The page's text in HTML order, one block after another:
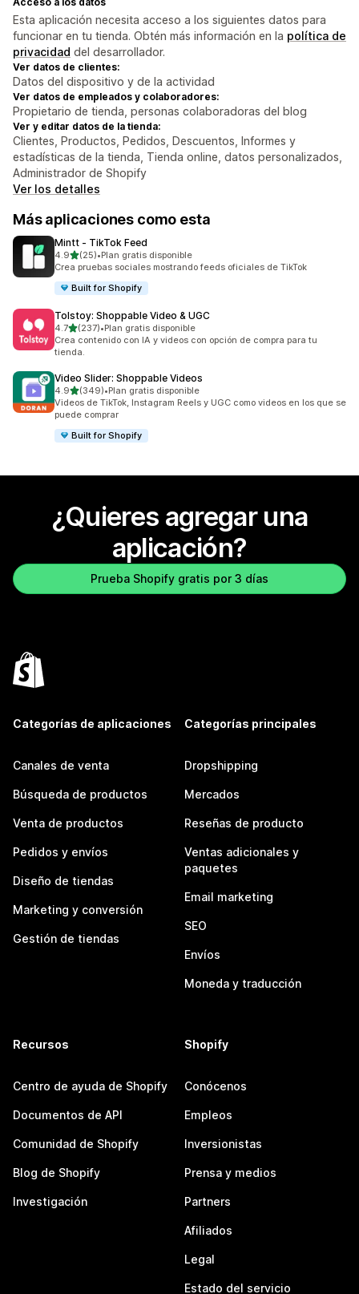
Esta aplicación necesita acceso a los siguientes datos para
funcionar en tu tienda. Obtén más información en la política de
privacidad del desarrollador.
Ver datos de clientes:
Datos del dispositivo y de la actividad
Ver datos de empleados y colaboradores:
Propietario de tienda, personas colaboradoras del blog
Ver y editar datos de la tienda:
Clientes, Productos, Pedidos, Descuentos, Informes y
estadísticas de la tienda, Tienda online, datos personalizados,
Administrador de Shopify
Ver los detalles
Más aplicaciones como esta
Mintt ‑ TikTok Feed
4.9de 5 estrellas
(25)
25 reseñas en total
•Plan gratis disponible
Crea pruebas sociales mostrando feeds oficiales de TikTok
Built for Shopify
Tolstoy: Shoppable Video & UGC
4.7de 5 estrellas
(237)
237 reseñas en total
•Plan gratis disponible
Crea contenido con IA y videos con opción de compra para tu
tienda.
Video Slider: Shoppable Videos
4.9de 5 estrellas
(349)
349 reseñas en total
•Plan gratis disponible
Videos de TikTok, Instagram Reels y UGC como videos en los que se
puede comprar
Built for Shopify
¿Quieres agregar una
aplicación?
Prueba Shopify gratis por 3 días
Categorías de aplicaciones
Canales de venta
Búsqueda de productos
Venta de productos
Pedidos y envíos
Diseño de tiendas
Marketing y conversión
Gestión de tiendas
Categorías principales
Dropshipping
Mercados
Reseñas de producto
Ventas adicionales y
paquetes
Email marketing
SEO
Envíos
Moneda y traducción
Recursos
Centro de ayuda de Shopify
Documentos de API
Comunidad de Shopify
Blog de Shopify
Investigación
Shopify
Conócenos
Empleos
Inversionistas
Prensa y medios
Partners
Afiliados
Legal
Estado del servicio